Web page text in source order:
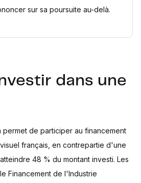
sur sa poursuite au-delà.
dans une
permet de participer au financement
français, en contrepartie d'une
48 % du montant investi. Les
Financement de l'Industrie